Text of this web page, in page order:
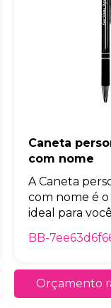
Caneta
com nome
A Caneta
com nome é
ideal para
BB-
Orçamento
A